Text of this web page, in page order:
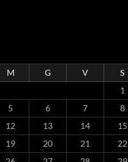
M G V S
1
5 6 7 8
12 13 14 15
19 20 21 22